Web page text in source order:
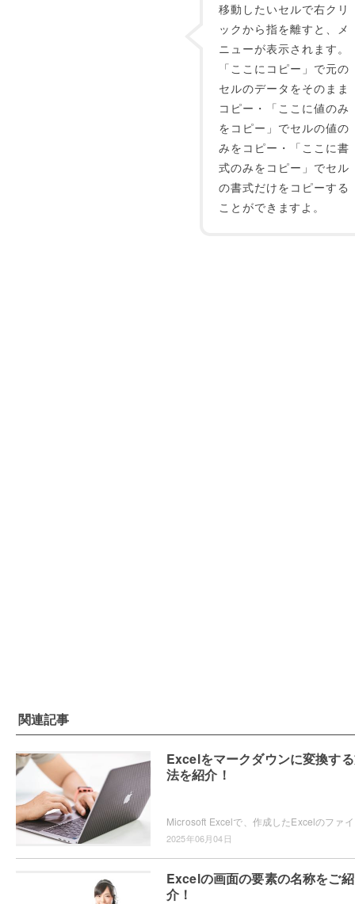
移動したいセルで右クリ
ックから指を離すと、メ
ニューが表示されます。
「ここにコピー」で元の
セルのデータをそのまま
コピー・「ここに値のみ
をコピー」でセルの値の
みをコピー・「ここに書
式のみをコピー」でセル
の書式だけをコピーする
ことができますよ。
関連記事
Excelをマークダウンに変換す
法を紹介！
2025年06月04日
Excelの画面の要素の名称をご紹
介！